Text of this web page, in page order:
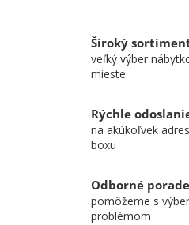
Široký
veľký výber
mieste
Rýchle
na akúkoľvek
boxu
Odborné
pomôžeme s
problémom